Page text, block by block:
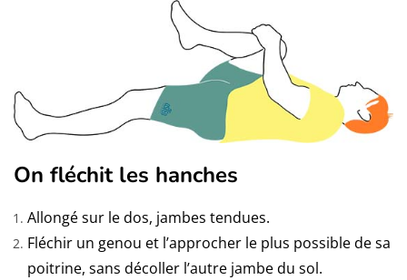
On fléchit les hanches
Allongé sur le dos, jambes tendues.
Fléchir un genou et l’approcher le plus possible de sa
poitrine, sans décoller l’autre jambe du sol.